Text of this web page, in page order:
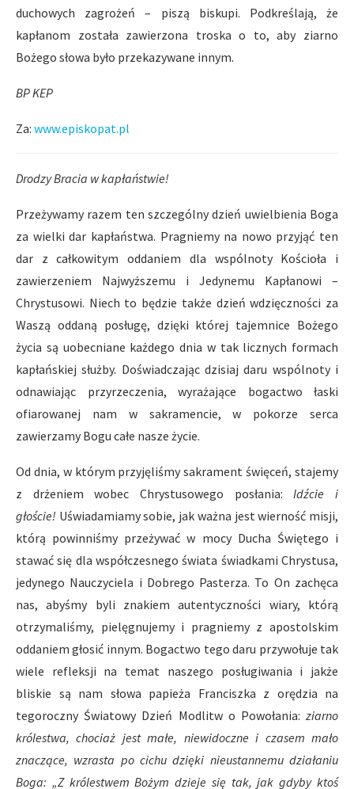
duchowych zagrożeń – piszą biskupi. Podkreślają, że
kapłanom została zawierzona troska o to, aby ziarno
Bożego słowa było przekazywane innym.
BP KEP
Za: www.episkopat.pl
Drodzy Bracia w kapłaństwie!
Przeżywamy razem ten szczególny dzień uwielbienia Boga
za wielki dar kapłaństwa. Pragniemy na nowo przyjąć ten
dar z całkowitym oddaniem dla wspólnoty Kościoła i
zawierzeniem Najwyższemu i Jedynemu Kapłanowi –
Chrystusowi. Niech to będzie także dzień wdzięczności za
Waszą oddaną posługę, dzięki której tajemnice Bożego
życia są uobecniane każdego dnia w tak licznych formach
kapłańskiej służby. Doświadczając dzisiaj daru wspólnoty i
odnawiając przyrzeczenia, wyrażające bogactwo łaski
ofiarowanej nam w sakramencie, w pokorze serca
zawierzamy Bogu całe nasze życie.
Od dnia, w którym przyjęliśmy sakrament święceń, stajemy
z drżeniem wobec Chrystusowego posłania: Idźcie i
głoście! Uświadamiamy sobie, jak ważna jest wierność misji,
którą powinniśmy przeżywać w mocy Ducha Świętego i
stawać się dla współczesnego świata świadkami Chrystusa,
jedynego Nauczyciela i Dobrego Pasterza. To On zachęca
nas, abyśmy byli znakiem autentyczności wiary, którą
otrzymaliśmy, pielęgnujemy i pragniemy z apostolskim
oddaniem głosić innym. Bogactwo tego daru przywołuje tak
wiele refleksji na temat naszego posługiwania i jakże
bliskie są nam słowa papieża Franciszka z orędzia na
tegoroczny Światowy Dzień Modlitw o Powołania: ziarno
królestwa, chociaż jest małe, niewidoczne i czasem mało
znaczące, wzrasta po cichu dzięki nieustannemu działaniu
Boga: „Z królestwem Bożym dzieje się tak, jak gdyby ktoś